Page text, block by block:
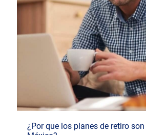
¿Por que los planes de retiro